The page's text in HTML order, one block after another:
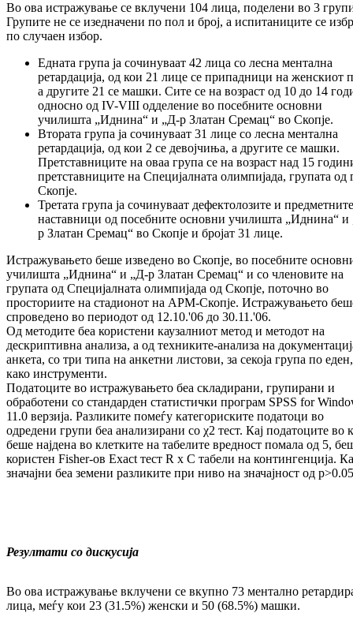
Во ова истражување се вклучени 104 лица, поделени во 3
Групите не се изедначени по пол и број, а испитаниците се
по случаен избор.
Едната група ја сочинуваат 42 лица со лесна ментална
ретардација, од кои 21 лице се припадници на женскиот
а другите 21 се машки. Сите се на возраст од 10 до 14
односно од IV-VIII одделение во посебните основни
училишта „Иднина“ и „Д-р Златан Сремац“ во Скопје.
Втората група ја сочинуваат 31 лице со лесна ментална
ретардација, од кои 2 се девојчиња, а другите се машки.
Претставниците на оваа група се на возраст над 15
претставниците на Специјалната олимпијада, групата од
Скопје.
Третата група ја сочинуваат дефектолозите и предметните
наставници од посебните основни училишта „Иднина“ и
р Златан Сремац“ во Скопје и бројат 31 лице.
Истражувањето беше изведено во Скопје, во посебните
училишта „Иднина“ и „Д-р Златан Сремац“ и со членовите на
групата од Специјалната олимпијада од Скопје, поточно во
просториите на стадионот на АРМ-Скопје. Истражувањето
спроведено во периодот од 12.10.'06 до 30.11.'06.
Од методите беа користени каузалниот метод и методот на
дескриптивна анализа, а од техниките-анализа на
анкета, со три типа на анкетни листови, за секоја група по еден,
како инструменти.
Податоците во истражувањето беа складирани, групирани и
обработени со стандарден статистички програм SPSS for
11.0 верзија. Разликите помеѓу категориските податоци во
одредени групи беа анализирани со χ2 тест. Кај податоците во
беше најдена во клетките на табелите вредност помала од 5,
користен Fisher-ов Exact тест R x C табели на контингенција.
значајни беа земени разликите при ниво на значајност од
Резултати со дискусија
Во ова истражување вклучени се вкупно 73 ментално
лица, меѓу кои 23 (31.5%) женски и 50 (68.5%) машки.